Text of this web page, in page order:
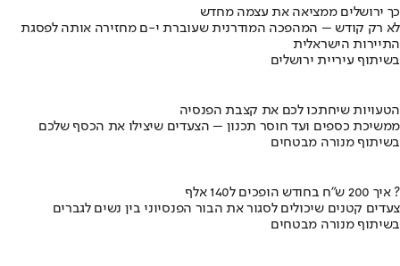
כך ירושלים ממציאה את עצמה מחדש
לא רק קודש – המהפכה המודרנית שעוברת י-ם מחזירה אותה לפסגת
התיירות הישראלית
בשיתוף עיריית ירושלים
הטעויות שיחתכו לכם את קצבת הפנסיה
ממשיכת כספים ועד חוסר תכנון – הצעדים שיצילו את הכסף שלכם
בשיתוף מנורה מבטחים
איך 200 ש"ח בחודש הופכים ל140 אלף ?
צעדים קטנים שיכולים לסגור את הבור הפנסיוני בין נשים לגברים
בשיתוף מנורה מבטחים